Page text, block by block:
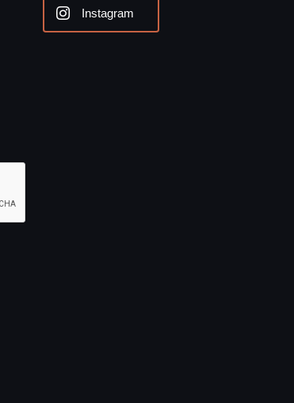
Instagram